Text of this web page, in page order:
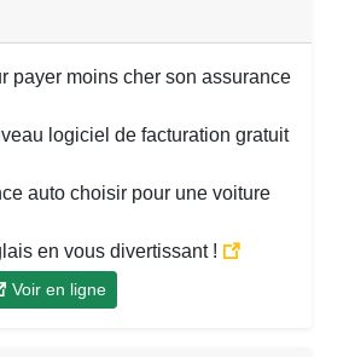
payer moins cher son assurance
logiciel de facturation gratuit
auto choisir pour une voiture
en vous divertissant !
Voir en ligne